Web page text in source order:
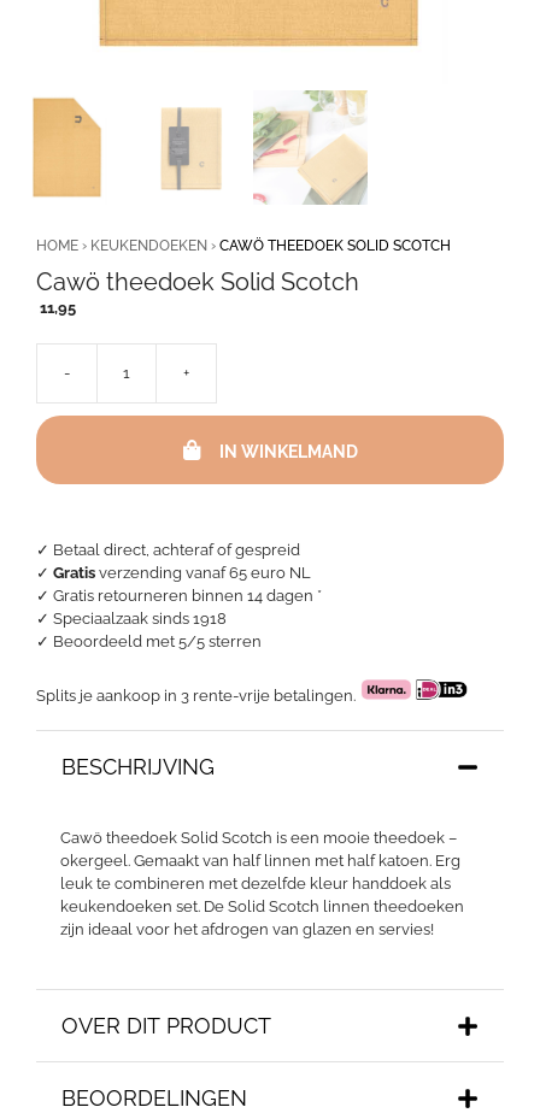
✓ Betaal direct, achteraf of gespreid
✓ Gratis verzending vanaf 65 euro NL
✓ Gratis retourneren binnen 14 dagen *
✓ Speciaalzaak sinds 1918
✓ Beoordeeld met 5/5 sterren
Splits je aankoop in 3 rente-vrije betalingen.
HOME › KEUKENDOEKEN › CAWÖ THEEDOEK SOLID SCOTCH
Cawö theedoek Solid Scotch
11,95
BESCHRIJVING
Cawö theedoek Solid Scotch is een mooie theedoek –
okergeel. Gemaakt van half linnen met half katoen. Erg
leuk te combineren met dezelfde kleur handdoek als
keukendoeken set. De Solid Scotch linnen theedoeken
zijn ideaal voor het afdrogen van glazen en servies!
OVER DIT PRODUCT
BEOORDELINGEN
-
theedoek
Scotch
+
IN WINKELMAND